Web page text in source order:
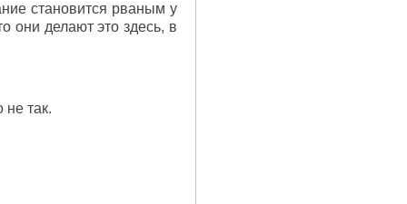
становится рваным у
они делают это здесь, в
не так.